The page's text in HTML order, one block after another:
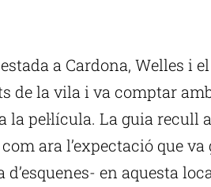
a Cardona, Welles i
de la vila i va comptar
la pel·lícula. La guia recull
com ara l’expectació que
d’esquenes- en aquesta